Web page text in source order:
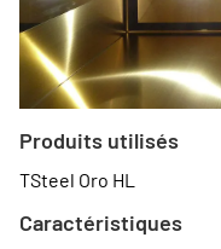
Produits utilisés
TSteel Oro HL
Caractéristiques